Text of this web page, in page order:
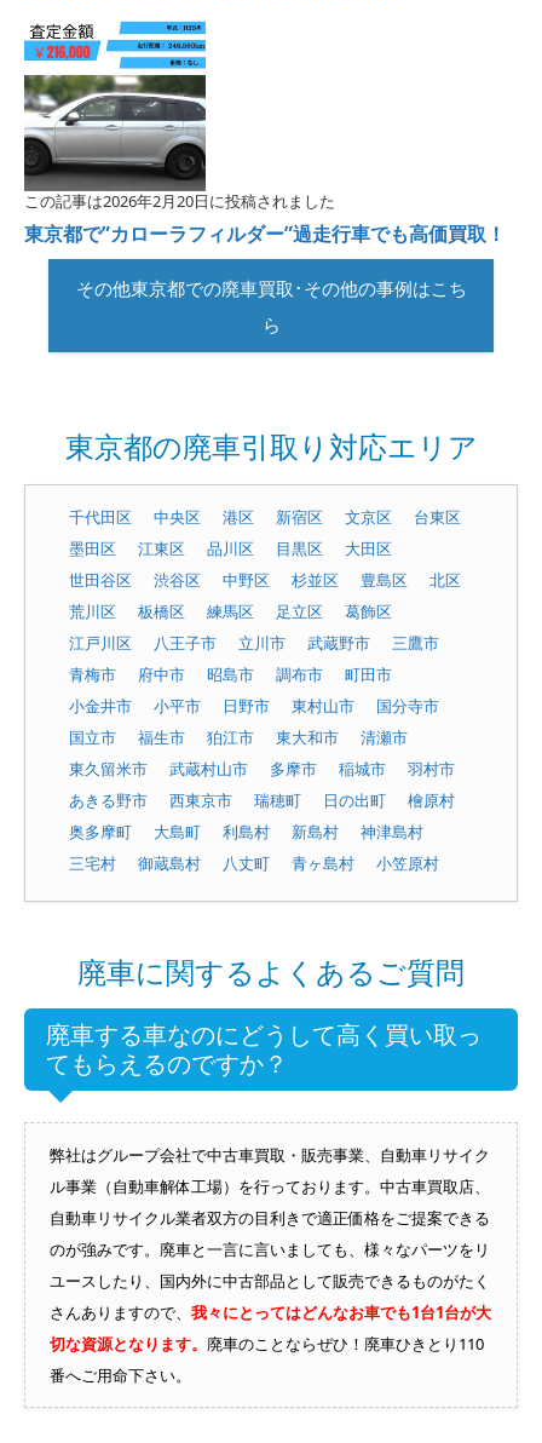
この記事は2026年2月20日に投稿されました
東京都で”カローラフィルダー”過走行車でも高価買取！
その他東京都での廃車買取･その他の事例はこち
ら
東京都の廃車引取り対応エリア
千代田区 中央区 港区 新宿区 文京区
台東区
墨田区
江東区 品川区 目黒区
大田区
世田谷区
渋谷区 中野区 杉並区 豊島区
北区
荒川区
板橋区 練馬区 足立区
葛飾区
江戸川区
八王子市 立川市 武蔵野市
三鷹市
青梅市
府中市 昭島市 調布市
町田市
小金井市
小平市 日野市 東村山市
国分寺市
国立市
福生市 狛江市 東大和市
清瀬市
東久留米市
武蔵村山市 多摩市 稲城市
羽村市
あきる野市
西東京市 瑞穂町 日の出町
檜原村
奥多摩町
大島町 利島村 新島村
神津島村
三宅村
御蔵島村 八丈町 青ヶ島村 小笠原村
廃車に関するよくあるご質問
廃車する車なのにどうして高く買い取っ
てもらえるのですか？
弊社はグループ会社で中古車買取・販売事業、自動車リサイク
ル事業（自動車解体工場）を行っております。中古車買取店、
自動車リサイクル業者双方の目利きで適正価格をご提案できる
のが強みです。廃車と一言に言いましても、様々なパーツをリ
ユースしたり、国内外に中古部品として販売できるものがたく
さんありますので、 我々にとってはどんなお車でも1台1台が大
切な資源となります。 廃車のことならぜひ！廃車ひきとり110
番へご用命下さい。